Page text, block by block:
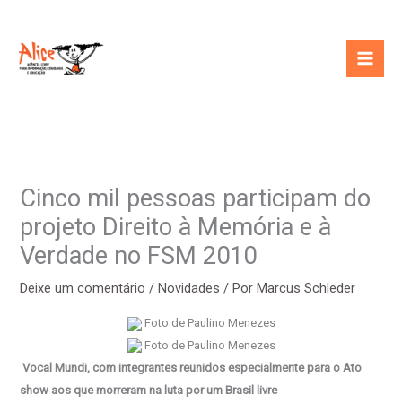
conteúdo
Cinco mil pessoas participam do
projeto Direito à Memória e à
Verdade no FSM 2010
Deixe um comentário /Novidades / PorMarcus Schleder
Foto de Paulino Menezes
Foto de Paulino Menezes
Vocal Mundi, com integrantes reunidos especialmente para o Ato
show aos que morreram na luta por um Brasil livre